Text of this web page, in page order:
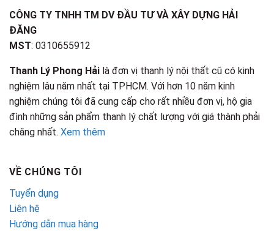
CÔNG TY TNHH TM DV ĐẦU TƯ VÀ XÂY DỰNG HẢI
ĐĂNG
MST: 0310655912
Thanh Lý Phong Hải là đơn vị thanh lý nội thất cũ có kinh
nghiệm lâu năm nhất tại TPHCM. Với hơn 10 năm kinh
nghiệm chúng tôi đã cung cấp cho rất nhiều đơn vị, hộ gia
đình những sản phẩm thanh lý chất lượng với giá thành phải
chăng nhất. Xem thêm
VỀ CHÚNG TÔI
Tuyển dụng
Liên hệ
Hướng dẫn mua hàng